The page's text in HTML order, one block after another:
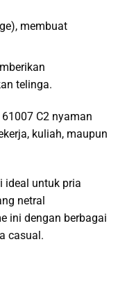
membuat
telinga.
C2 nyaman
kuliah, maupun
ideal untuk pria
netral
ini dengan berbagai
casual.